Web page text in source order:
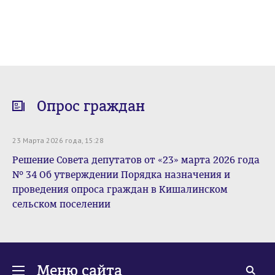
Опрос граждан
23 Марта 2026 года, 15:28
Решение Совета депутатов от «23» марта 2026 года
№ 34 Об утверждении Порядка назначения и
проведения опроса граждан в Кишалинском
сельском поселении
Меню сайта